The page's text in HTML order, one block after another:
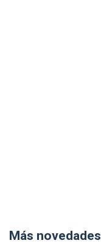
Más novedades